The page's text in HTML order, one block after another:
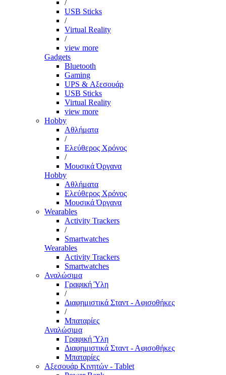
/
USB Sticks
/
Virtual Reality
/
view more
Gadgets
Bluetooth
Gaming
UPS & Αξεσουάρ
USB Sticks
Virtual Reality
view more
Hobby
Αθλήματα
/
Ελεύθερος Χρόνος
/
Μουσικά Όργανα
Hobby
Αθλήματα
Ελεύθερος Χρόνος
Μουσικά Όργανα
Wearables
Activity Trackers
/
Smartwatches
Wearables
Activity Trackers
Smartwatches
Αναλώσιμα
Γραφική Ύλη
/
Διαφημιστικά Σταντ - Αφισοθήκες
/
Μπαταρίες
Αναλώσιμα
Γραφική Ύλη
Διαφημιστικά Σταντ - Αφισοθήκες
Μπαταρίες
Αξεσουάρ Κινητών - Tablet